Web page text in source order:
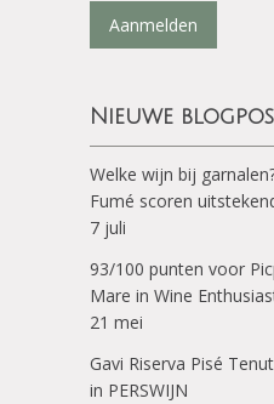
Aanmelden
Nieuwe
Welke wijn bij
Fumé scoren
7 juli
93/100 punten voor
Mare in Wine
21 mei
Gavi Riserva Pisé
in PERSWIJN